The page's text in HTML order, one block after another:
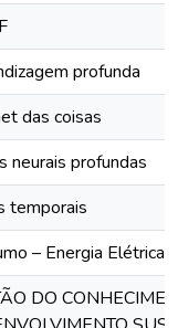
profunda
das coisas
neurais profundas
temporais
– Energia Elétrica
DO